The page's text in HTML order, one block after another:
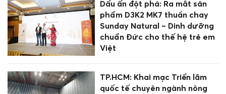
Dấu ấn đột phá: Ra mắt sản
phẩm D3K2 MK7 thuần chay
Sunday Natural – Dinh dưỡng
chuẩn Đức cho thế hệ trẻ em
Việt
TP.HCM: Khai mạc Triển lãm
quốc tế chuyên ngành nông